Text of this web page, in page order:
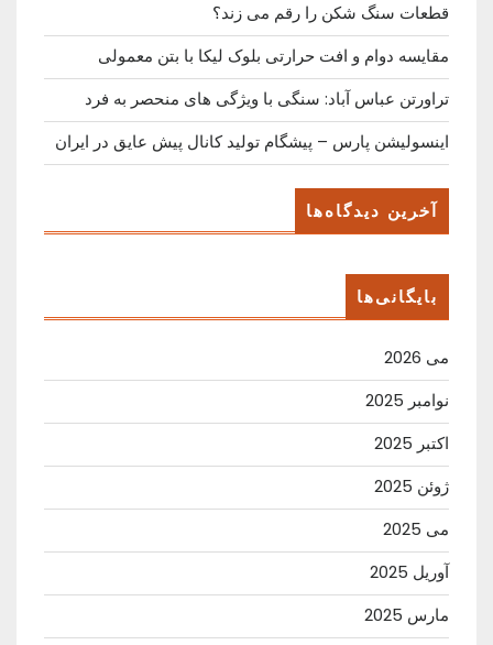
قطعات سنگ شکن را رقم می زند؟
مقایسه دوام و افت حرارتی بلوک لیکا با بتن معمولی
تراورتن عباس آباد: سنگی با ویژگی های منحصر به فرد
اینسولیشن پارس – پیشگام تولید کانال پیش عایق در ایران
آخرین دیدگاه‌ها
بایگانی‌ها
می 2026
نوامبر 2025
اکتبر 2025
ژوئن 2025
می 2025
آوریل 2025
مارس 2025